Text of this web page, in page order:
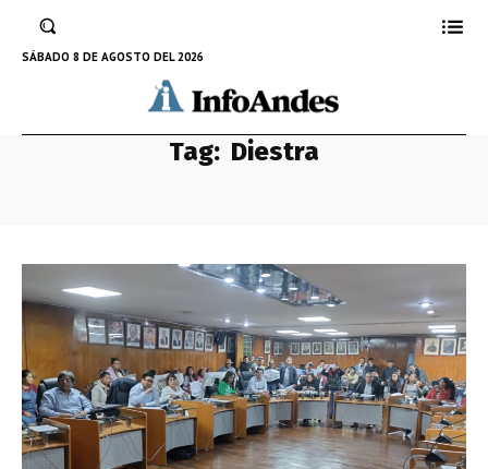
SÁBADO 8 DE AGOSTO DEL 2026
Tag: Diestra